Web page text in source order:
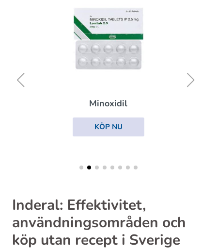
Minoxidil
KÖP NU
Inderal: Effektivitet,
användningsområden och
köp utan recept i Sverige